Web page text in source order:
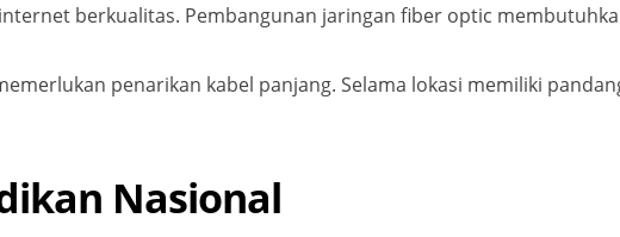
berkualitas. Pembangunan jaringan fiber optic
penarikan kabel panjang. Selama lokasi memiliki
Nasional